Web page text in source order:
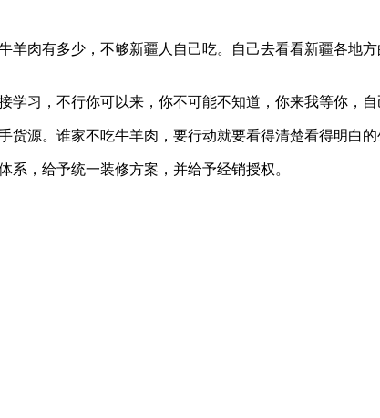
肉有多少，不够新疆人自己吃。自己去看看新疆各地
习，不行你可以来，你不可能不知道，你来我等你，
源。谁家不吃牛羊肉，要行动就要看得清楚看得明白的
，给予统一装修方案，并给予经销授权。